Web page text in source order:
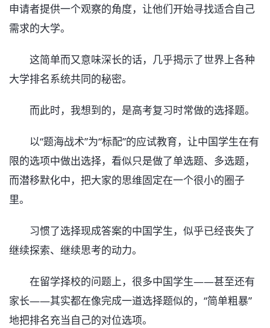
申请者提供一个观察的角度，让他们开始寻找适合自己
需求的大学。
这简单而又意味深长的话，几乎揭示了世界上各种
大学排名系统共同的秘密。
而此时，我想到的，是高考复习时常做的选择题。
以“题海战术”为“标配”的应试教育，让中国学生在有
限的选项中做出选择，看似只是做了单选题、多选题，
而潜移默化中，把大家的思维固定在一个很小的圈子
里。
习惯了选择现成答案的中国学生，似乎已经丧失了
继续探索、继续思考的动力。
在留学择校的问题上，很多中国学生——甚至还有
家长——其实都在像完成一道选择题似的，“简单粗暴”
地把排名充当自己的对位选项。